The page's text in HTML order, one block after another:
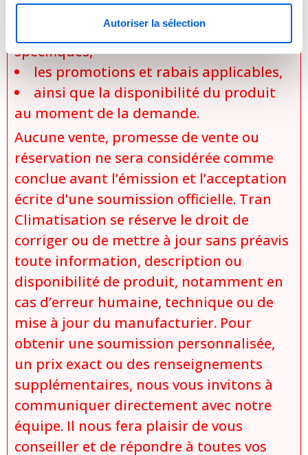
Autoriser la sélection
les options et configurations choisies,
les conditions d’installation
spécifiques,
les promotions et rabais applicables,
ainsi que la disponibilité du produit
au moment de la demande.
Aucune vente, promesse de vente ou
réservation ne sera considérée comme
conclue avant l’émission et l’acceptation
écrite d’une soumission officielle. Tran
Climatisation se réserve le droit de
corriger ou de mettre à jour sans préavis
toute information, description ou
disponibilité de produit, notamment en
cas d’erreur humaine, technique ou de
mise à jour du manufacturier. Pour
obtenir une soumission personnalisée,
un prix exact ou des renseignements
supplémentaires, nous vous invitons à
communiquer directement avec notre
équipe. Il nous fera plaisir de vous
conseiller et de répondre à toutes vos